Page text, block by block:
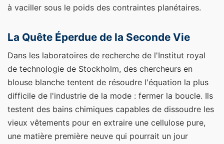
à vaciller sous le poids des contraintes planétaires.
La Quête Éperdue de la Seconde Vie
Dans les laboratoires de recherche de l'Institut royal
de technologie de Stockholm, des chercheurs en
blouse blanche tentent de résoudre l'équation la plus
difficile de l'industrie de la mode : fermer la boucle. Ils
testent des bains chimiques capables de dissoudre les
vieux vêtements pour en extraire une cellulose pure,
une matière première neuve qui pourrait un jour